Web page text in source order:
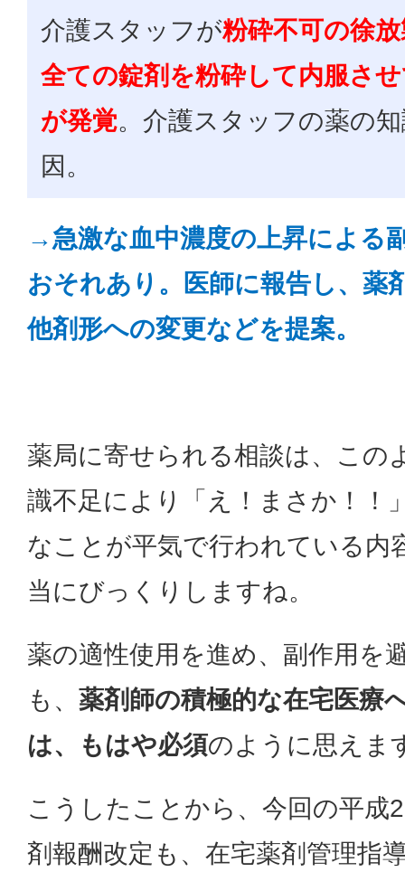
介護スタッフが粉砕不可の徐
全ての錠剤を粉砕して内服さ
が発覚。介護スタッフの薬の
因。
→急激な血中濃度の上昇による
おそれあり。医師に報告し、薬
他剤形への変更などを提案。
薬局に寄せられる相談は、この
識不足により「え！まさか！！
なことが平気で行われている内
当にびっくりしますね。
薬の適性使用を進め、副作用を
も、 薬剤師の積極的な在宅医療
は、もはや必須のように思えま
こうしたことから、今回の平成
剤報酬改定も、在宅薬剤管理指